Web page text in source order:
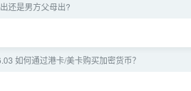
还是男方父母出?
如何通过港卡/美卡购买加密货币？